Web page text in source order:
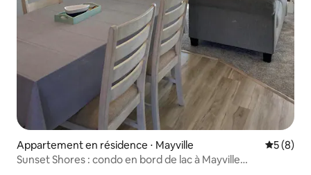
Appartement en résidence ⋅ Mayville
5 (8)
Sunset Shores : condo en bord de lac à Mayville